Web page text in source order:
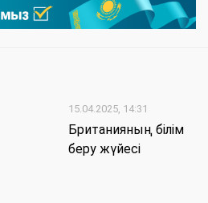
15.04.2025, 14:31
Британияның білім
беру жүйесі